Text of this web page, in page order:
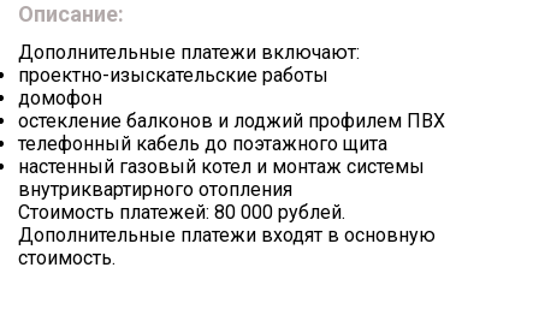
Описание:
Дополнительные платежи включают:
проектно-изыскательские работы
домофон
остекление балконов и лоджий профилем ПВХ
телефонный кабель до поэтажного щита
настенный газовый котел и монтаж системы
внутриквартирного отопления
Стоимость платежей: 80 000 рублей.
Дополнительные платежи входят в основную
стоимость.